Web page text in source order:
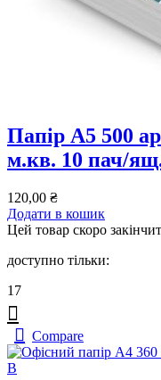
Папір А5 500
м.кв. 10 пач/
120,00 ₴
Додати в кошик
Цей товар скоро
доступно тільки:
17
Compare